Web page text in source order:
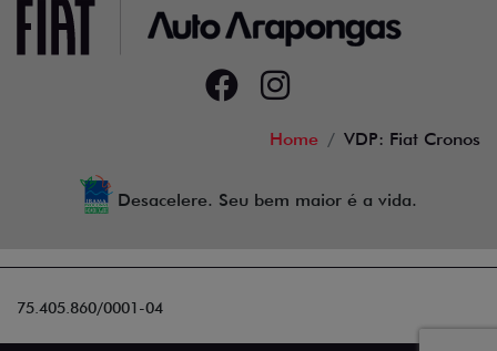
Home VDP: Fiat Cronos
Desacelere. Seu bem maior é a vida.
75.405.860/0001-04